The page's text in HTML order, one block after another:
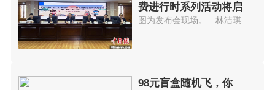
费进行时系列活动将启
图为发布会现场。 林洁琪 摄广西商务厅副厅长粟坚8日介绍，2021年广西33消费节—春夏...
98元盲盒随机飞，你